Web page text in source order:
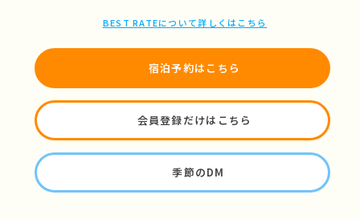
BEST RATEについて詳しくはこちら
宿泊予約はこちら
会員登録だけはこちら
季節のDM